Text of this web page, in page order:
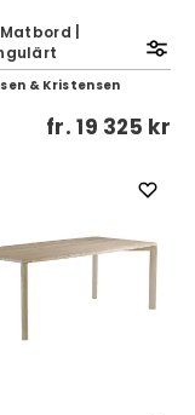
|
& Kristensen
fr.19 325 kr